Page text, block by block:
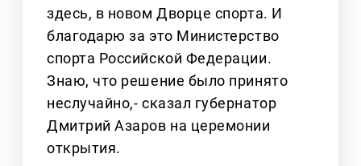
здесь, в новом Дворце спорта. И
благодарю за это Министерство
спорта Российской Федерации.
Знаю, что решение было принято
неслучайно,- сказал губернатор
Дмитрий Азаров на церемонии
открытия.